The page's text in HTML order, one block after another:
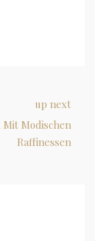
up next
Mit Modischen
Raffinessen